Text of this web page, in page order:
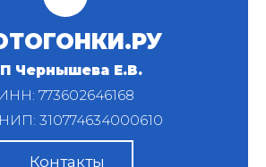
Чернышева Е.В.
ИНН: 773602646168
310774634000610
Контакты